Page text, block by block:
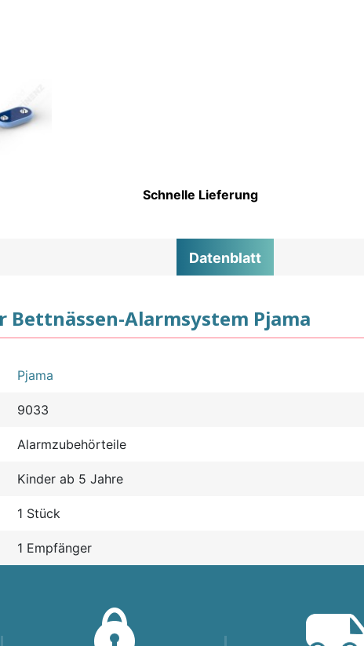
Schnelle Lieferung
Datenblatt
Bettnässen-Alarmsystem Pjama
Pjama
9033
Alarmzubehörteile
Kinder ab 5 Jahre
1 Stück
1 Empfänger